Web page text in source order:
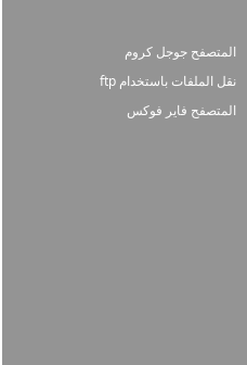
المتصفح جوجل كروم
نقل الملفات باستخدام ftp
المتصفح فاير فوكس